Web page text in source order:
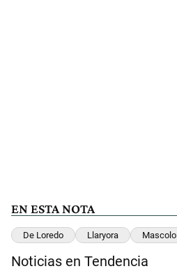
EN ESTA NOTA
De Loredo Llaryora Mascolo
Noticias en Tendencia